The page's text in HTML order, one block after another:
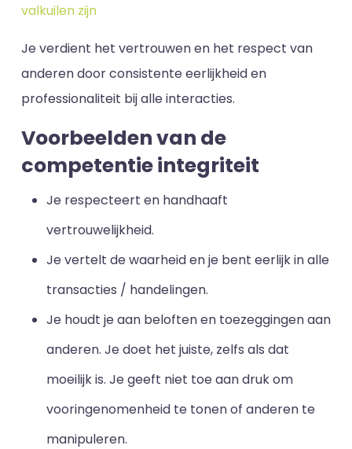
valkuilen zijn
Je verdient het vertrouwen en het respect van
anderen door consistente eerlijkheid en
professionaliteit bij alle interacties.
Voorbeelden van de
competentie integriteit
Je respecteert en handhaaft
vertrouwelijkheid.
Je vertelt de waarheid en je bent eerlijk in alle
transacties / handelingen.
Je houdt je aan beloften en toezeggingen aan
anderen. Je doet het juiste, zelfs als dat
moeilijk is. Je geeft niet toe aan druk om
vooringenomenheid te tonen of anderen te
manipuleren.